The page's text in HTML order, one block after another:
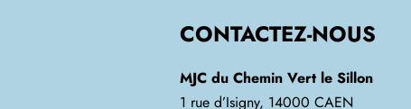
CONTACTEZ-NOUS
MJC du Chemin Vert le Sillon
1 rue d’Isigny, 14000 CAEN